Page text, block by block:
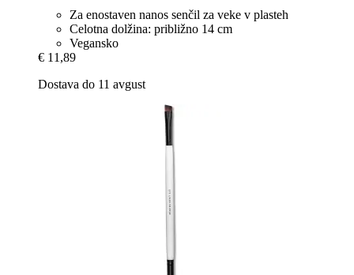
Za enostaven nanos senčil za veke v plasteh
Celotna dolžina: približno 14 cm
Vegansko
€ 11,89
Dostava do 11 avgust